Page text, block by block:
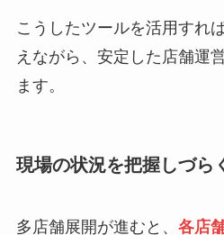
こうしたツールを活用すれ
えながら、安定した店舗運
ます。
現場の状況を把握しづら
多店舗展開が進むと、 各店